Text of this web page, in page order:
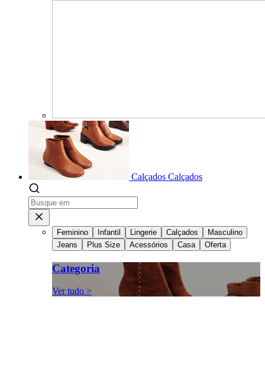
Calçados Calçados
Feminino Infantil Lingerie Calçados
Masculino
Jeans
Plus Size Acessórios Casa Oferta
Categoria
Ver tudo >